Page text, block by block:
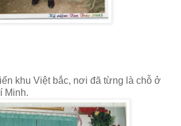
khu Việt bắc, nơi đã từng là chỗ ở
Minh.